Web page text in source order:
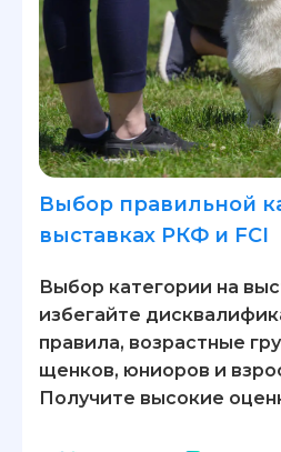
Выбор правильной
выставках РКФ и FCI
Выбор категории на
избегайте
правила, возрастные
щенков, юниоров и
Получите высокие